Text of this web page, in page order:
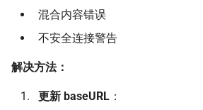
混合内容错误
不安全连接警告
解决方法：
更新 baseURL ：